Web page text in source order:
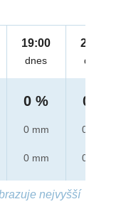
19:00
dnes
0 %
0 mm
0 mm
20:00
dnes
0 %
0 mm
0 mm
nejvyšší